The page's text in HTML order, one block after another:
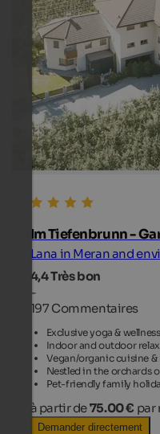
Im Tiefenbrunn -
Lana in Meran and
4,4Très bon
-
197 Commentaires
Exclusive yoga &
Indoor and outdoor
Vegan/organic cuisine
Nestled in the orchards
Pet-friendly family
à partir de75.00 € par
Demander directement